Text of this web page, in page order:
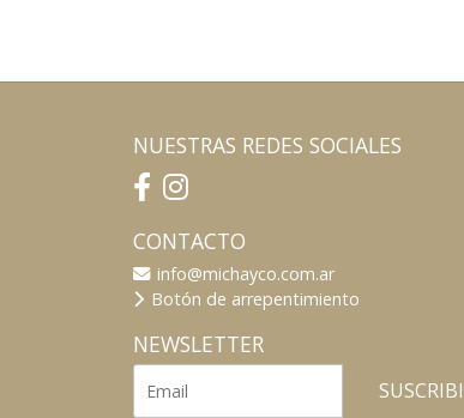
NUESTRAS REDES SOCIALES
CONTACTO
info@michayco.com.ar
Botón de arrepentimiento
NEWSLETTER